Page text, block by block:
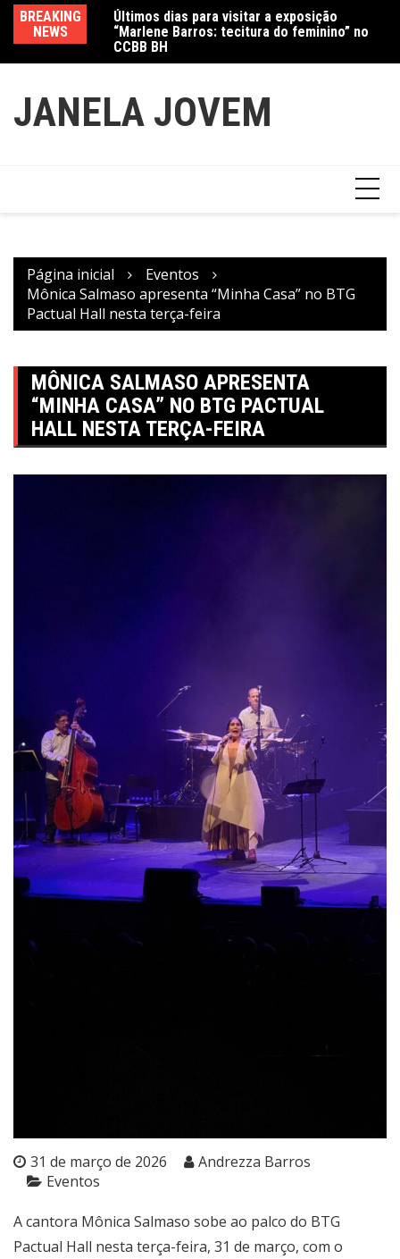
conteúdo
BREAKING
NEWS
marcam
Últimos dias para visitar a exposição
“Marlene Barros: tecitura do feminino” no
CCBB BH
JANELA JOVEM
Página inicial
Eventos
Mônica Salmaso apresenta “Minha Casa” no BTG
Pactual Hall nesta terça-feira
MÔNICA SALMASO APRESENTA
“MINHA CASA” NO BTG PACTUAL
HALL NESTA TERÇA-FEIRA
31 de março de 2026
Andrezza Barros
Eventos
A cantora Mônica Salmaso sobe ao palco do BTG
Pactual Hall nesta terça-feira, 31 de março, com o